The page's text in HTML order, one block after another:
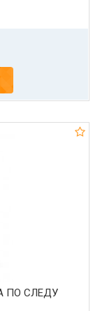
ПО СЛЕДУ